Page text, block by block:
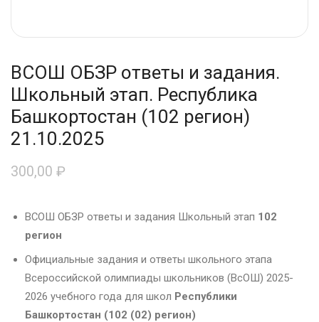
ВСОШ ОБЗР ответы и задания.
Школьный этап. Республика
Башкортостан (102 регион)
21.10.2025
300,00 ₽
ВСОШ ОБЗР ответы и задания Школьный этап 102
регион
Официальные задания и ответы школьного этапа
Всероссийской олимпиады школьников (ВсОШ) 2025-
2026 учебного года для школ Республики
Башкортостан (102 (02) регион)